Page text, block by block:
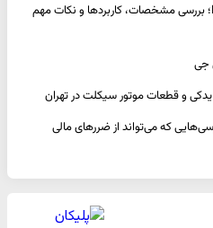
راهنمای کامل خرید لپ تاپ لنوو LOQ؛ بررسی مشخصات، کاربردها و نکات مهم
جی
و قطعات موتور سیکلت در تهران
که می‌تواند از ضررهای مالی